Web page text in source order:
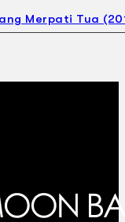
Merpati Tua